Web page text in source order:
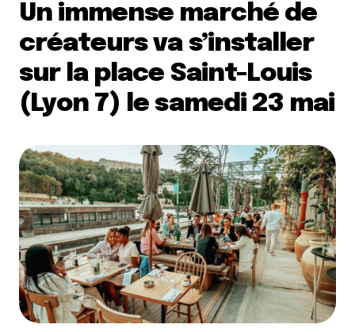
Un immense marché de
créateurs va s’installer
sur la place Saint-Louis
(Lyon 7) le samedi 23 mai